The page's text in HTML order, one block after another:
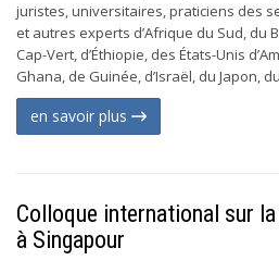
juristes, universitaires, praticiens des
et autres experts d’Afrique du Sud, du
Cap-Vert, d’Éthiopie, des États-Unis
Ghana, de Guinée, d’Israël, du Japon,
en savoir plus
Colloque international sur
à Singapour